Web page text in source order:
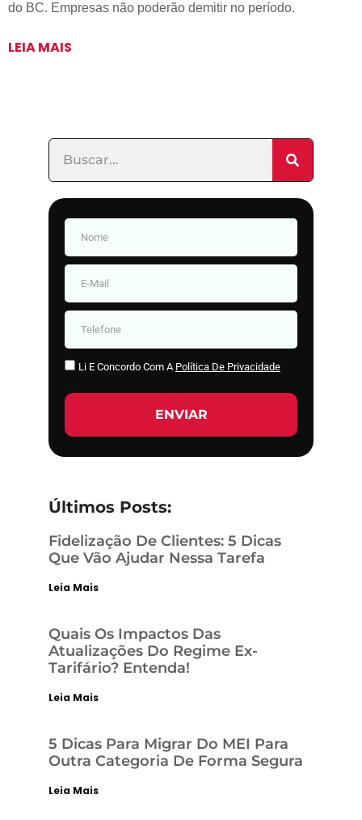
do BC. Empresas não poderão demitir no período.
LEIA MAIS
Li E Concordo Com A Política De Privacidade
ENVIAR
Últimos Posts:
Fidelização De Clientes: 5 Dicas
Que Vão Ajudar Nessa Tarefa
Leia Mais
Quais Os Impactos Das
Atualizações Do Regime Ex-
Tarifário? Entenda!
Leia Mais
5 Dicas Para Migrar Do MEI Para
Outra Categoria De Forma Segura
Leia Mais